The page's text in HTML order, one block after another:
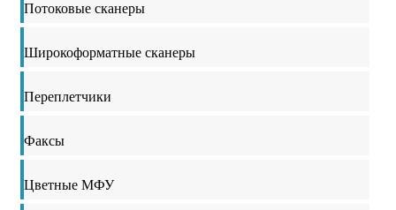
Потоковые сканеры
Широкоформатные сканеры
Переплетчики
Факсы
Цветные МФУ